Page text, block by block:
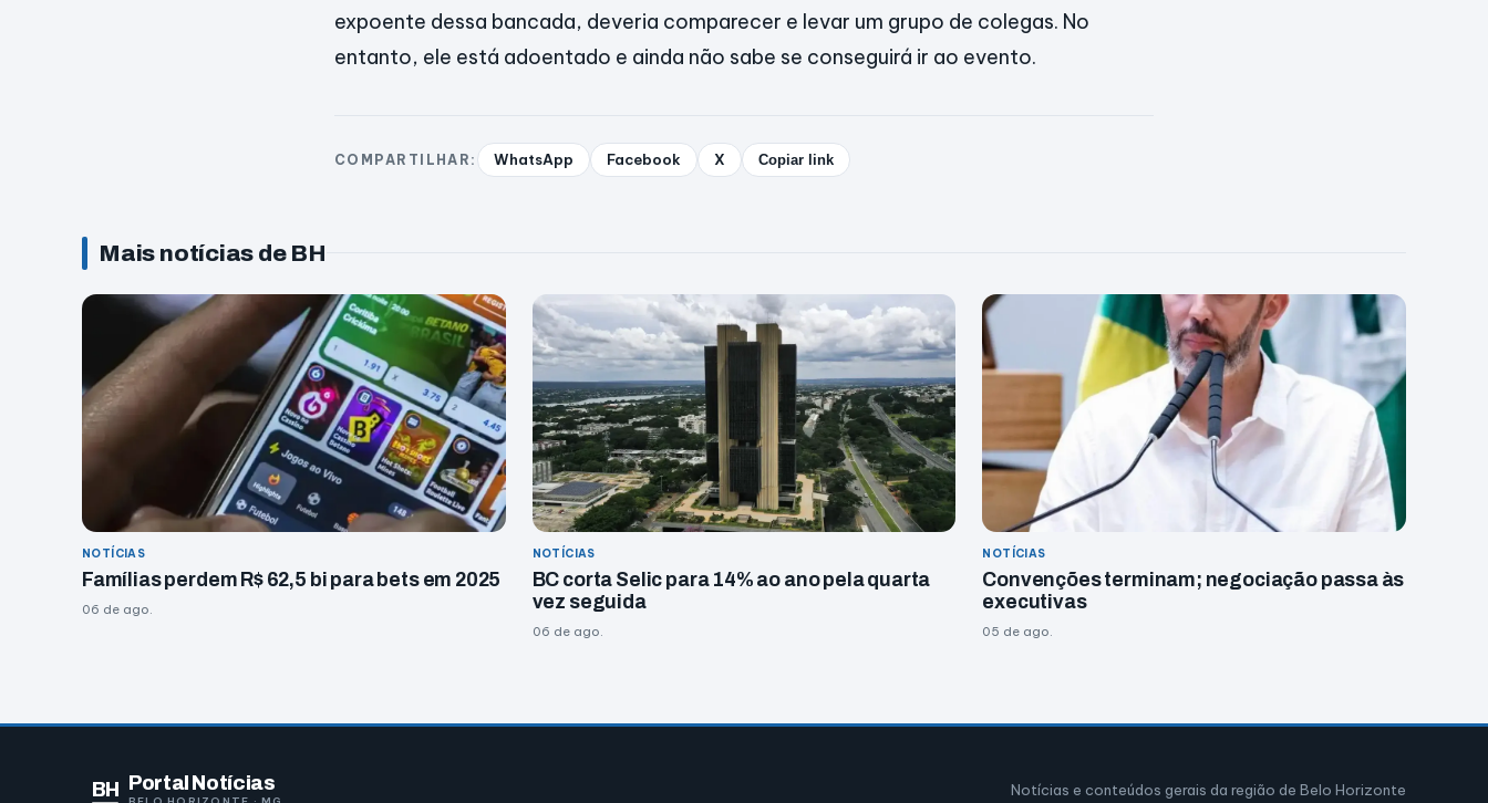
expoente dessa bancada, deveria comparecer e levar um grupo de colegas. No
entanto, ele está adoentado e ainda não sabe se conseguirá ir ao evento.
COMPARTILHAR: WhatsApp Facebook X Copiar link
Mais notícias de BH
NOTÍCIAS
Famílias perdem R$ 62,5 bi para bets em 2025
06 de ago.
NOTÍCIAS
BC corta Selic para 14% ao ano pela quarta
vez seguida
06 de ago.
NOTÍCIAS
Convenções terminam; negociação passa às
executivas
05 de ago.
BH Portal Notícias Notícias e conteúdos gerais da região de Belo Horizonte